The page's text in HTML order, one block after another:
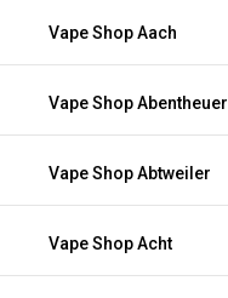
Vape Shop Aach
Vape Shop Abentheuer
Vape Shop Abtweiler
Vape Shop Acht